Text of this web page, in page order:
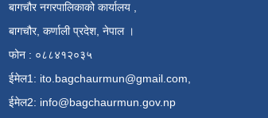
बागचौर नगरपालिकाको कार्यालय ,
बागचौर, कर्णाली प्रदेश, नेपाल ।
फोन : ०८८४१२०३५
ईमेल1: ito.bagchaurmun@gmail.com
ईमेल2: info@bagchaurmun.gov.np